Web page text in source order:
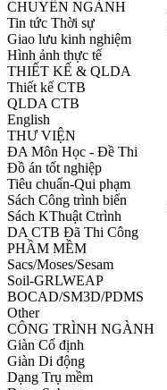
CHUYÊN NGÀNH
Tin tức Thời sự
Giao lưu kinh nghiệm
Hình ảnh thực tế
THIẾT KẾ & QLDA
Thiết kế CTB
QLDA CTB
English
THƯ VIỆN
ĐA Môn Học - Đề Thi
Đồ án tốt nghiệp
Tiêu chuẩn-Qui phạm
Sách Công trình biển
Sách KThuật Ctrình
DA CTB Đã Thi Công
PHẦM MỀM
Sacs/Moses/Sesam
Soil-GRLWEAP
BOCAD/SM3D/PDMS
Other
CÔNG TRÌNH NGÀNH
Giàn Cố định
Giàn Di động
Dạng Trụ mềm